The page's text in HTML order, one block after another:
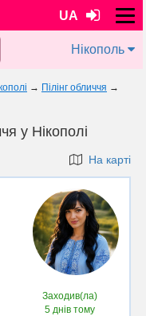
UA
Нікополь
→ Пілінг обличчя →
у Нікополі
На карті
Заходив(ла)
5 днів тому